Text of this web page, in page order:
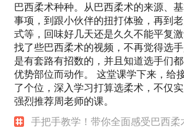
巴西柔术种种。从巴西柔术的来源、
事项，到跟小伙伴的扭打体验，再到
式等，回味好几天还是久久不能平复
找了些巴西柔术的视频，不再觉得选
是有套路有招数的，并且知道选手们
优势部位而动作。 这堂课学下来，给
了个位，深入学习打算选柔术，不仅实
强烈推荐周老师的课。
手把手教学！带你全面感受巴西柔